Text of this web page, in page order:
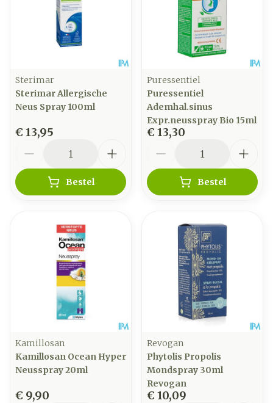
Sterimar
Sterimar Allergische
Neus Spray 100ml
€ 13,95
Bestel
Puressentiel
Puressentiel
Ademhal.sinus
Expr.neusspray Bio 15ml
€ 13,30
Bestel
Kamillosan
Kamillosan Ocean Hyper
Neusspray 20ml
€ 9,90
Revogan
Phytolis Propolis
Mondspray 30ml
Revogan
€ 10,09